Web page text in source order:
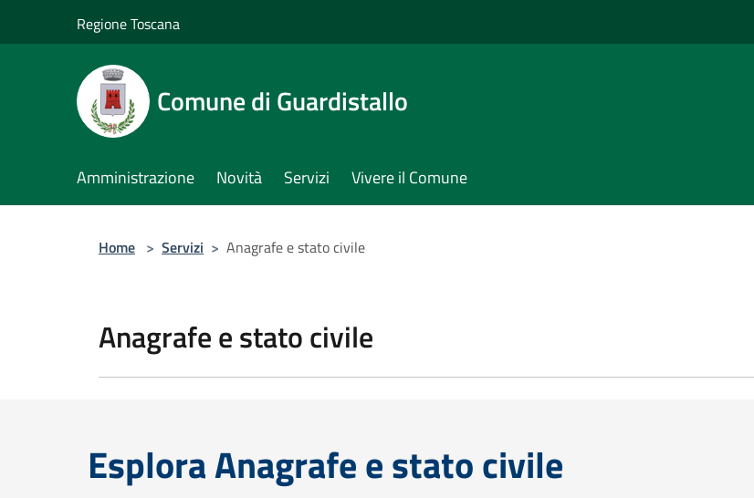
Regione Toscana
Comune di Guardistallo
Amministrazione Novità Servizi Vivere il Comune
Home > Servizi > Anagrafe e stato civile
Anagrafe e stato civile
Esplora Anagrafe e stato civile